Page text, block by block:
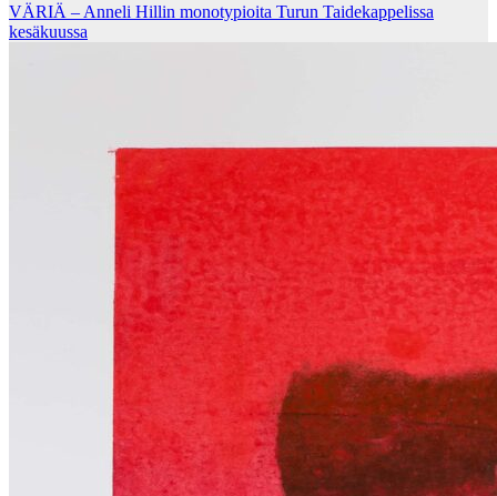
VÄRIÄ – Anneli Hillin monotypioita Turun Taidekappelissa
kesäkuussa